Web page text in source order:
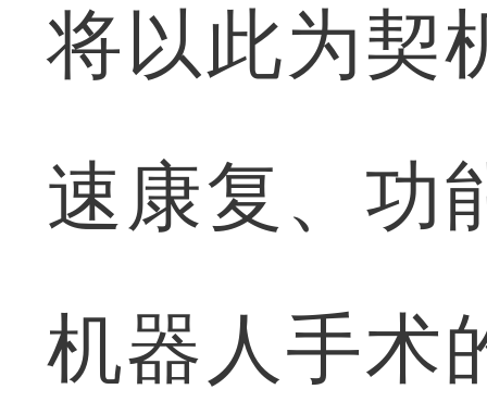
将以此为契
速康复、功
机器人手术